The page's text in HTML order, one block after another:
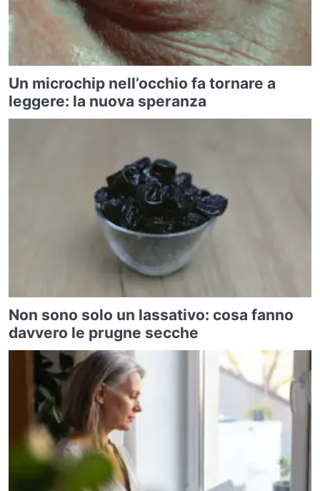
Un microchip nell’occhio fa tornare a
leggere: la nuova speranza
Non sono solo un lassativo: cosa fanno
davvero le prugne secche